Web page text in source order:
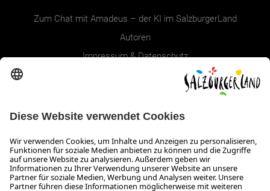
Zum Chat mit Amadeus – der KI im SalzburgerLand
Autoren
Impressum & Datenschutz
Erklärung zur Barrierefreiheit Magazin
SALZBURGERLAND
Infos zum Urlaub im SalzburgerLand
Veranstaltungen im SalzburgerLand